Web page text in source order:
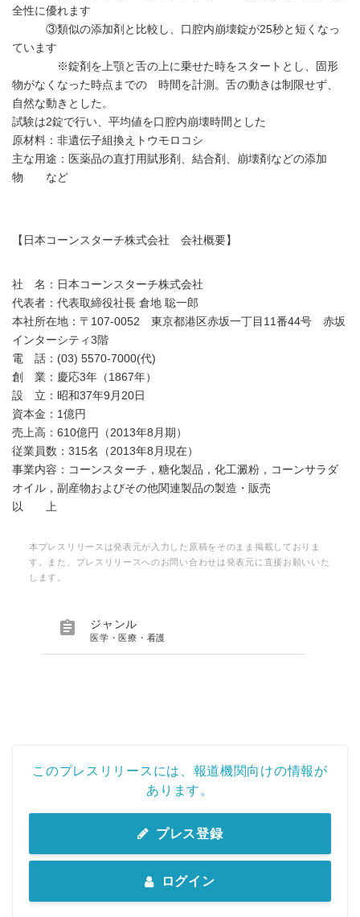
全性に優れます
③類似の添加剤と比較し、口腔内崩壊錠が25秒と短くなっ
ています
※錠剤を上顎と舌の上に乗せた時をスタートとし、固形
物がなくなった時点までの 時間を計測。舌の動きは制限せず、
自然な動きとした。
試験は2錠で行い、平均値を口腔内崩壊時間とした
原材料：非遺伝子組換えトウモロコシ
主な用途：医薬品の直打用賦形剤、結合剤、崩壊剤などの添加
物 など
【日本コーンスターチ株式会社 会社概要】
社 名：日本コーンスターチ株式会社
代表者：代表取締役社長 倉地 聡一郎
本社所在地：〒107-0052 東京都港区赤坂一丁目11番44号 赤坂
インターシティ3階
電 話：(03) 5570-7000(代)
創 業：慶応3年（1867年）
設 立：昭和37年9月20日
資本金：1億円
売上高：610億円（2013年8月期）
従業員数：315名（2013年8月現在）
事業内容：コーンスターチ，糖化製品，化工澱粉，コーンサラダ
オイル，副産物およびその他関連製品の製造・販売
以 上
本プレスリリースは発表元が入力した原稿をそのまま掲載しておりま
す。また、プレスリリースへのお問い合わせは発表元に直接お願いいた
します。
 ジャンル
医学・医療・看護
このプレスリリースには、報道機関向けの情報が
あります。
プレス登録
ログイン